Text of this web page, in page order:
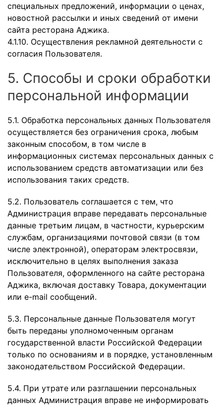
специальных предложений, информации о ценах,
новостной рассылки и иных сведений от имени
сайта ресторана Аджика.
4.1.10. Осуществления рекламной деятельности с
согласия Пользователя.
5. Способы и сроки обработки
персональной информации
5.1. Обработка персональных данных Пользователя
осуществляется без ограничения срока, любым
законным способом, в том числе в
информационных системах персональных данных с
использованием средств автоматизации или без
использования таких средств.
5.2. Пользователь соглашается с тем, что
Администрация вправе передавать персональные
данные третьим лицам, в частности, курьерским
службам, организациями почтовой связи (в том
числе электронной), операторам электросвязи,
исключительно в целях выполнения заказа
Пользователя, оформленного на сайте ресторана
Аджика, включая доставку Товара, документации
или e-mail сообщений.
5.3. Персональные данные Пользователя могут
быть переданы уполномоченным органам
государственной власти Российской Федерации
только по основаниям и в порядке, установленным
законодательством Российской Федерации.
5.4. При утрате или разглашении персональных
данных Администрация вправе не информировать